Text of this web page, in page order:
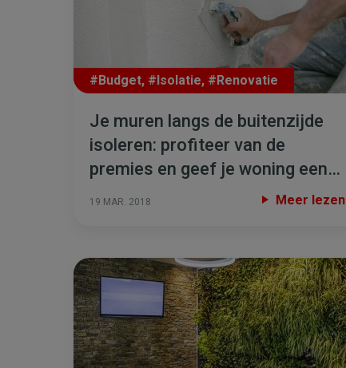
#Budget, #Isolatie, #Renovatie
Je muren langs de buitenzijde
isoleren: profiteer van de
premies en geef je woning een
nieuwe look!
19 MAR. 2018 Meer lezen